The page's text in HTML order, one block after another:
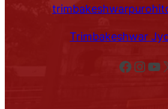
Trimbakeshwar
Facebook InstagramYouTube